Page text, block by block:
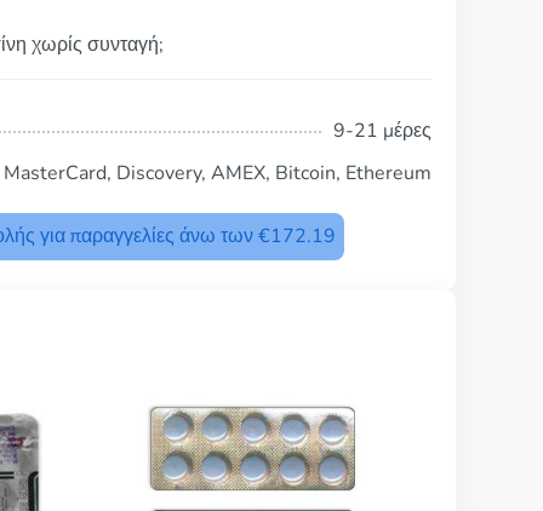
χωρίς συνταγή;
9-21 μέρες
Discovery, AMEX, Bitcoin, Ethereum
για παραγγελίες άνω των €172.19